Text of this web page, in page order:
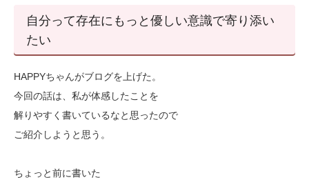
自分って存在にもっと優しい意識で寄り添い
たい
HAPPYちゃんがブログを上げた。
今回の話は、私が体感したことを
解りやすく書いているなと思ったので
ご紹介しようと思う。
ちょっと前に書いた